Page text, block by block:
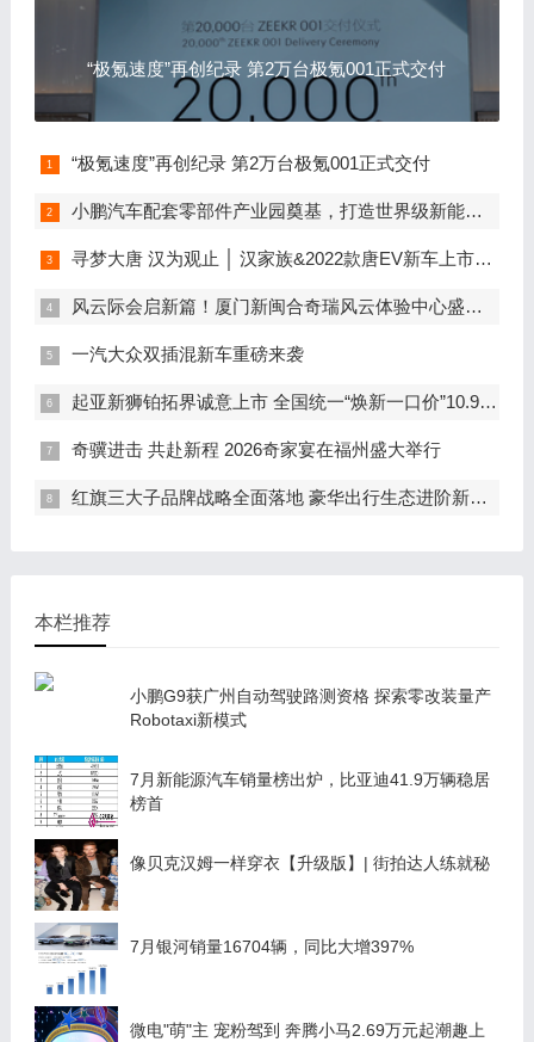
“极氪速度”再创纪录 第2万台极氪001正式交付
“极氪速度”再创纪录 第2万台极氪001正式交付
小鹏汽车配套零部件产业园奠基，打造世界级新能源智能汽车集群
寻梦大唐 汉为观止 │ 汉家族&2022款唐EV新车上市发布会，敬请期待！
风云际会启新篇！厦门新闽合奇瑞风云体验中心盛大开业
一汽大众双插混新车重磅来袭
起亚新狮铂拓界诚意上市 全国统一“焕新一口价”10.99万元起
奇骥进击 共赴新程 2026奇家宴在福州盛大举行
红旗三大子品牌战略全面落地 豪华出行生态进阶新篇章
本栏推荐
小鹏G9获广州自动驾驶路测资格 探索零改装量产
Robotaxi新模式
7月新能源汽车销量榜出炉，比亚迪41.9万辆稳居
榜首
像贝克汉姆一样穿衣【升级版】| 街拍达人练就秘
7月银河销量16704辆，同比大增397%
微电"萌"主 宠粉驾到 奔腾小马2.69万元起潮趣上